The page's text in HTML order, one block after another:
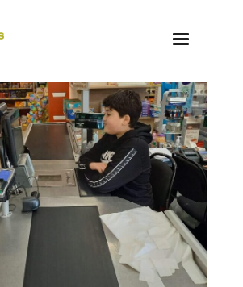
Home
Over het